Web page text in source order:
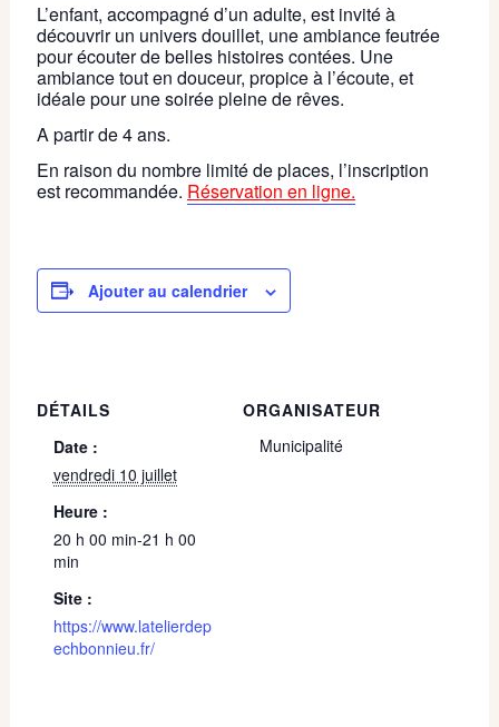
L’enfant, accompagné d’un adulte, est invité à
découvrir un univers douillet, une ambiance feutrée
pour écouter de belles histoires contées. Une
ambiance tout en douceur, propice à l’écoute, et
idéale pour une soirée pleine de rêves.
A partir de 4 ans.
En raison du nombre limité de places, l’inscription
est recommandée. Réservation en ligne.
Ajouter au calendrier
DÉTAILS
Date :
vendredi 10 juillet
Heure :
20 h 00 min-21 h 00
min
Site :
https://www.latelierdep
echbonnieu.fr/
ORGANISATEUR
Municipalité